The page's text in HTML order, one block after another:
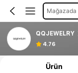
Mağazada
QQJEWELRY
4.76
Ürün